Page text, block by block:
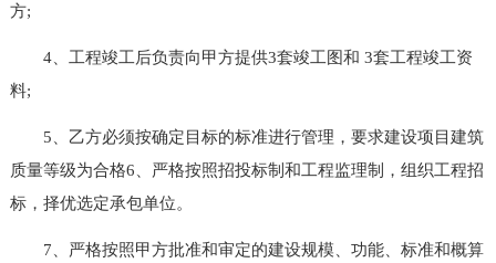
方;
4、工程竣工后负责向甲方提供3套竣工图和 3套工程竣工资
料;
5、乙方必须按确定目标的标准进行管理，要求建设项目建筑
质量等级为合格6、严格按照招投标制和工程监理制，组织工程招
标，择优选定承包单位。
7、严格按照甲方批准和审定的建设规模、功能、标准和概算